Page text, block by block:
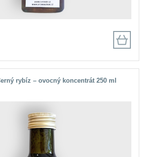
rybíz – ovocný koncentrát 250 ml